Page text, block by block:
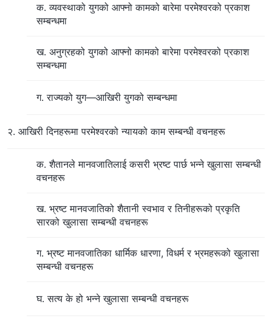
क. व्यवस्थाको युगको आफ्नो कामको बारेमा परमेश्‍वरको प्रकाश
सम्बन्धमा
ख. अनुग्रहको युगको आफ्नो कामको बारेमा परमेश्‍वरको प्रकाश
सम्बन्धमा
ग. राज्यको युग—आखिरी युगको सम्बन्धमा
२. आखिरी दिनहरूमा परमेश्‍वरको न्यायको काम सम्बन्धी वचनहरू
क. शैतानले मानवजातिलाई कसरी भ्रष्ट पार्छ भन्‍ने खुलासा सम्बन्धी
वचनहरू
ख. भ्रष्ट मानवजातिको शैतानी स्वभाव र तिनीहरूको प्रकृति
सारको खुलासा सम्बन्धी वचनहरू
ग. भ्रष्ट मानवजातिका धार्मिक धारणा, विधर्म र भ्रमहरूको खुलासा
सम्बन्धी वचनहरू
घ. सत्य के हो भन्‍ने खुलासा सम्बन्धी वचनहरू